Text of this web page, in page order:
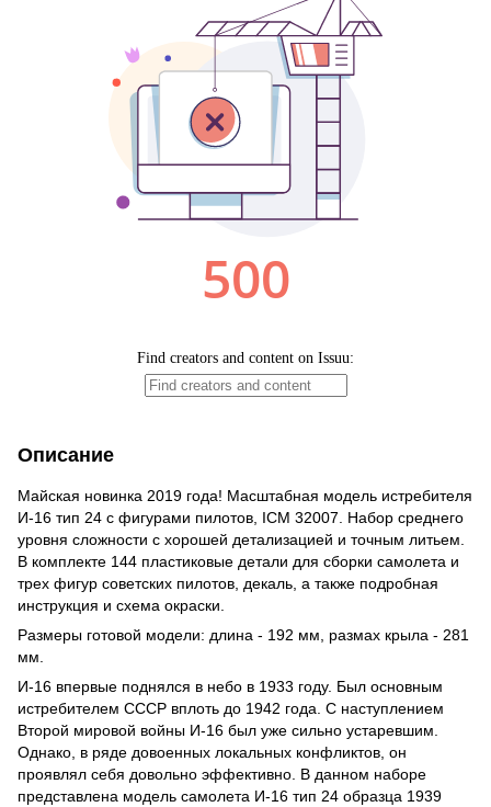
Описание
Майская новинка 2019 года! Масштабная модель истребителя
И-16 тип 24 с фигурами пилотов, ICM 32007. Набор среднего
уровня сложности с хорошей детализацией и точным литьем.
В комплекте 144 пластиковые детали для сборки самолета и
трех фигур советских пилотов, декаль, а также подробная
инструкция и схема окраски.
Размеры готовой модели: длина - 192 мм, размах крыла - 281
мм.
И-16 впервые поднялся в небо в 1933 году. Был основным
истребителем СССР вплоть до 1942 года. С наступлением
Второй мировой войны И-16 был уже сильно устаревшим.
Однако, в ряде довоенных локальных конфликтов, он
проявлял себя довольно эффективно. В данном наборе
представлена модель самолета И-16 тип 24 образца 1939